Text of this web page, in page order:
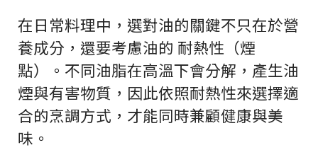
在日常料理中，選對油的關鍵不只在於營
養成分，還要考慮油的 耐熱性（煙
點）。不同油脂在高溫下會分解，產生油
煙與有害物質，因此依照耐熱性來選擇適
合的烹調方式，才能同時兼顧健康與美
味。